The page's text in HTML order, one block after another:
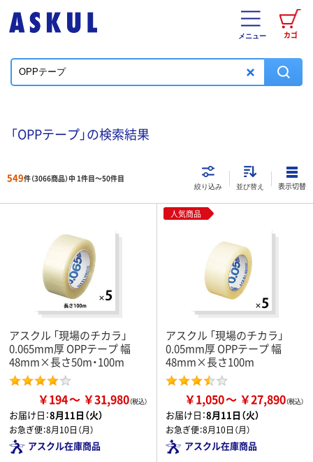
カゴ
メニュー
「OPPテープ」の検索結果
549件（3066商品）中 1件目～50件目
絞り込み 並び替え 表示切替
アスクル 「現場のチカラ」
0.065mm厚 OPPテープ 幅
48mm×長さ50m・100m
￥194 ￥31,980
お届け日：8月11日（火）
お急ぎ便：8月10日（月）
アスクル在庫商品
人気商品
アスクル 「現場のチカラ」
0.05mm厚 OPPテープ 幅
48mm×長さ100m
￥1,050 ￥27,890
お届け日：8月11日（火）
お急ぎ便：8月10日（月）
アスクル在庫商品